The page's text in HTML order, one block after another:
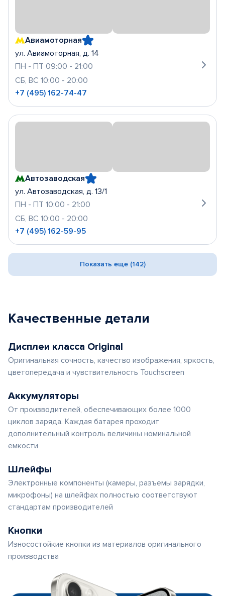
Авиамоторная
ул. Авиамоторная, д. 14
ПН - ПТ 09:00 - 21:00
СБ, ВС 10:00 - 20:00
+7 (495) 162-74-47
Автозаводская
ул. Автозаводская, д. 13/1
ПН - ПТ 10:00 - 21:00
СБ, ВС 10:00 - 20:00
+7 (495) 162-59-95
Показать еще (142)
Качественные детали
Дисплеи класса Original
Оригинальная сочность, качество изображения, яркость,
цветопередача и чувствительность Touchscreen
Аккумуляторы
От производителей, обеспечивающих более 1000
циклов заряда. Каждая батарея проходит
дополнительный контроль величины номинальной
емкости
Шлейфы
Электронные компоненты (камеры, разъемы зарядки,
микрофоны) на шлейфах полностью соответствуют
стандартам производителей
Кнопки
Износостойкие кнопки из материалов оригинального
производства